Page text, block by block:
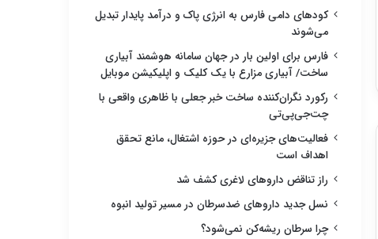
کودهای دامی فارس به انرژی پاک و درآمد پایدار تبدیل
می‌شوند
فارس برای اولین بار در جهان سامانه هوشمند آبیاری
ساخت/ آبیاری مزارع با یک کلیک و اپلیکیشن موبایل
رکورد نگران‌کننده ساخت خبر جعلی با ظاهری واقعی با
چت‌جی‌پی‌تی
فعالیت‌های جزیره‌ای در حوزه اشتغال، مانع تحقق
اهداف است
راز تناقض داروهای لاغری کشف شد
نسل جدید داروهای ضدسرطان در مسیر تولید انبوه
چرا سرطان ریشه‌کن نمی‌شود؟